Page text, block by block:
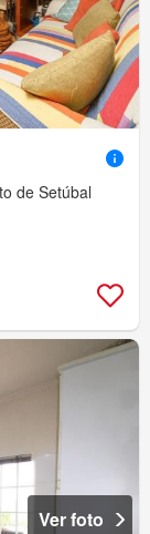
de Setúbal
Ver foto